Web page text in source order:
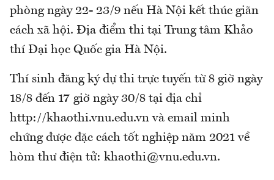
phòng ngày 22- 23/9 nếu Hà Nội kết thúc giãn
cách xã hội. Địa điểm thi tại Trung tâm Khảo
thí Đại học Quốc gia Hà Nội.
Thí sinh đăng ký dự thi trực tuyến từ 8 giờ ngày
18/8 đến 17 giờ ngày 30/8 tại địa chỉ
http://khaothi.vnu.edu.vn và email minh
chứng được đặc cách tốt nghiệp năm 2021 về
hòm thư điện tử: khaothi@vnu.edu.vn.